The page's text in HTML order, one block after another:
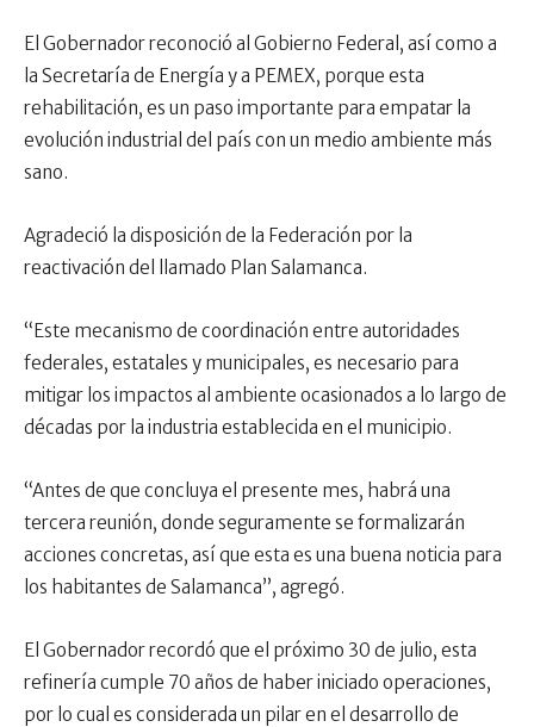
El Gobernador reconoció al Gobierno Federal, así como a
la Secretaría de Energía y a PEMEX, porque esta
rehabilitación, es un paso importante para empatar la
evolución industrial del país con un medio ambiente más
sano.
Agradeció la disposición de la Federación por la
reactivación del llamado Plan Salamanca.
“Este mecanismo de coordinación entre autoridades
federales, estatales y municipales, es necesario para
mitigar los impactos al ambiente ocasionados a lo largo de
décadas por la industria establecida en el municipio.
“Antes de que concluya el presente mes, habrá una
tercera reunión, donde seguramente se formalizarán
acciones concretas, así que esta es una buena noticia para
los habitantes de Salamanca”, agregó.
El Gobernador recordó que el próximo 30 de julio, esta
refinería cumple 70 años de haber iniciado operaciones,
por lo cual es considerada un pilar en el desarrollo de